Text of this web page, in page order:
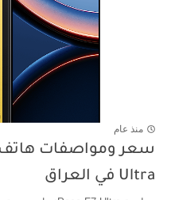
منذ عام
Ultra في العراق